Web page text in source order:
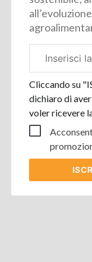
aziendale
Cliccando su
dichiaro di
voler ricevere